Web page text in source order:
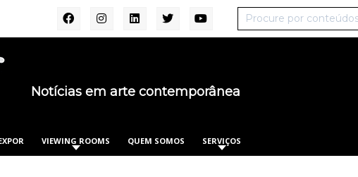
Notícias em arte contemporânea
VIEWING ROOMS QUEM SOMOS SERVIÇOS